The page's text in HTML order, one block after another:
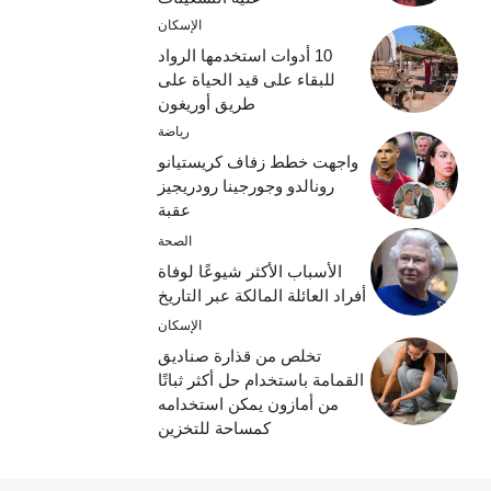
الإسكان
10 أدوات استخدمها الرواد
للبقاء على قيد الحياة على
طريق أوريغون
رياضة
واجهت خطط زفاف كريستيانو
رونالدو وجورجينا رودريجيز
عقبة
الصحة
الأسباب الأكثر شيوعًا لوفاة
أفراد العائلة المالكة عبر التاريخ
الإسكان
تخلص من قذارة صناديق
القمامة باستخدام حل أكثر ثباتًا
من أمازون يمكن استخدامه
كمساحة للتخزين